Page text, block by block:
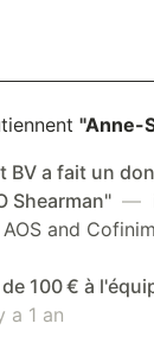
"Anne-
BV a fait un
Shearman" —
and
100 € à
1 an